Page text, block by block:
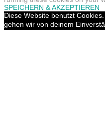
SPEICHERN & AKZEPTIEREN
Diese Website benutzt
gehen wir von deinem